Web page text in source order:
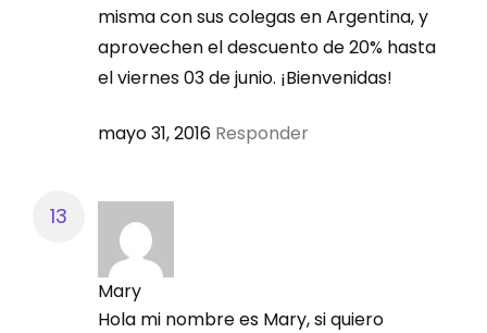
misma con sus colegas en Argentina, y
aprovechen el descuento de 20% hasta
el viernes 03 de junio. ¡Bienvenidas!
mayo 31, 2016 Responder
Mary
Hola mi nombre es Mary, si quiero